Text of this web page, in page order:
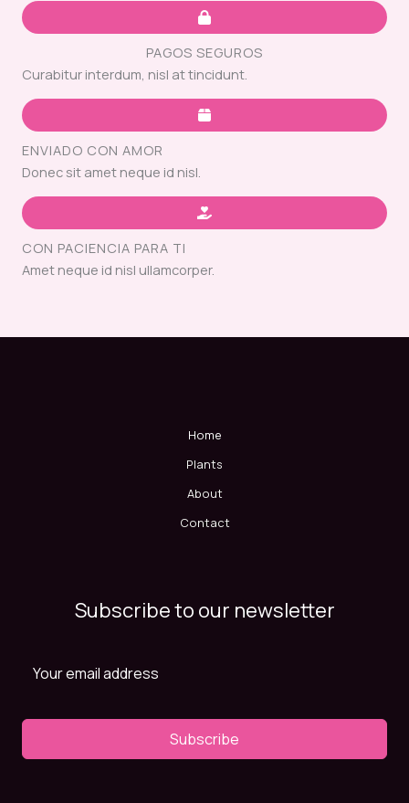
PAGOS SEGUROS
Curabitur interdum, nisl at tincidunt.
ENVIADO CON AMOR
Donec sit amet neque id nisl.
CON PACIENCIA PARA TI
Amet neque id nisl ullamcorper.
Home
Plants
About
Contact
Subscribe to our newsletter
Subscribe